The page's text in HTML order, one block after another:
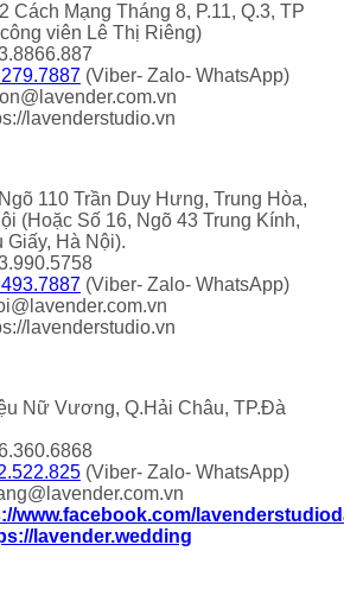
Cách Mạng Tháng 8, P.11, Q.3, TP
viên Lê Thị Riêng)
(Viber- Zalo- WhatsApp)
lavenderstudio.vn
110 Trần Duy Hưng, Trung Hòa,
(Hoặc Số 16, Ngõ 43 Trung Kính,
Giấy, Hà Nội).
(Viber- Zalo- WhatsApp)
lavenderstudio.vn
Nữ Vương, Q.Hải Châu, TP.Đà
(Viber- Zalo- WhatsApp)
www.facebook.com/
lavender.wedding